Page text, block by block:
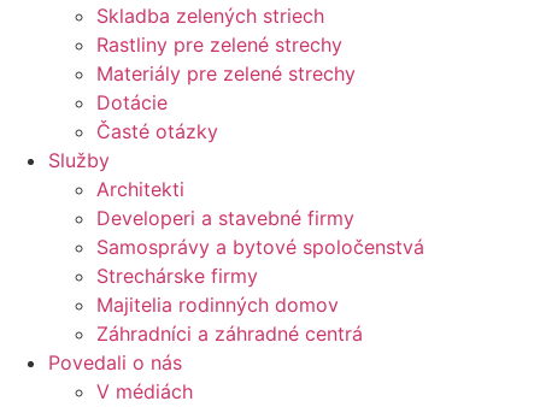
Skladba zelených striech
Rastliny pre zelené strechy
Materiály pre zelené strechy
Dotácie
Časté otázky
Služby
Architekti
Developeri a stavebné firmy
Samosprávy a bytové spoločenstvá
Strechárske firmy
Majitelia rodinných domov
Záhradníci a záhradné centrá
Povedali o nás
V médiách